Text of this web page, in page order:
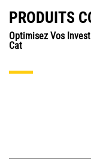
PRODUITS
Optimisez Vos
Cat